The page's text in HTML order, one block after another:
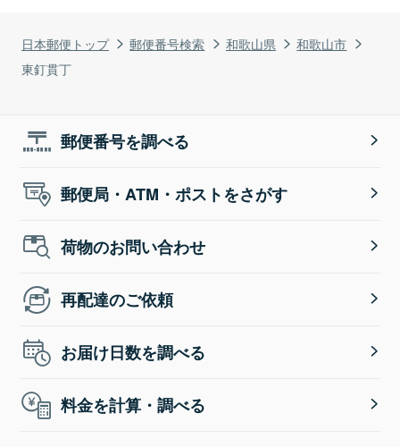
日本郵便トップ 郵便番号検索 和歌山県
和歌山市
東釘貫丁
郵便番号を調べる
郵便局・ATM・ポストをさがす
荷物のお問い合わせ
再配達のご依頼
お届け日数を調べる
料金を計算・調べる